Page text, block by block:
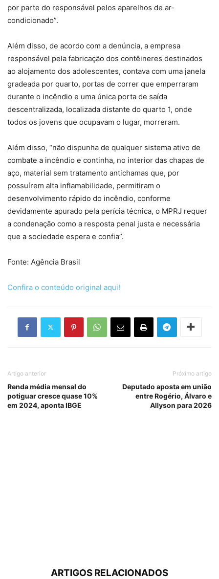
por parte do responsável pelos aparelhos de ar-
condicionado”.
Além disso, de acordo com a denúncia, a empresa
responsável pela fabricação dos contêineres destinados
ao alojamento dos adolescentes, contava com uma janela
gradeada por quarto, portas de correr que emperraram
durante o incêndio e uma única porta de saída
descentralizada, localizada distante do quarto 1, onde
todos os jovens que ocupavam o lugar, morreram.
Além disso, “não dispunha de qualquer sistema ativo de
combate a incêndio e continha, no interior das chapas de
aço, material sem tratamento antichamas que, por
possuírem alta inflamabilidade, permitiram o
desenvolvimento rápido do incêndio, conforme
devidamente apurado pela perícia técnica, o MPRJ requer
a condenação como a resposta penal justa e necessária
que a sociedade espera e confia”.
Fonte: Agência Brasil
Confira o conteúdo original aqui!
Artigo anterior
Renda média mensal do
potiguar cresce quase 10%
em 2024, aponta IBGE
Próximo artigo
Deputado aposta em união
entre Rogério, Álvaro e
Allyson para 2026
ARTIGOS RELACIONADOS